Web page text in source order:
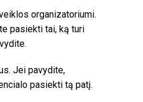
organizatoriumi.
pasiekti tai, ką turi
Jei pavydite,
pasiekti tą patį.